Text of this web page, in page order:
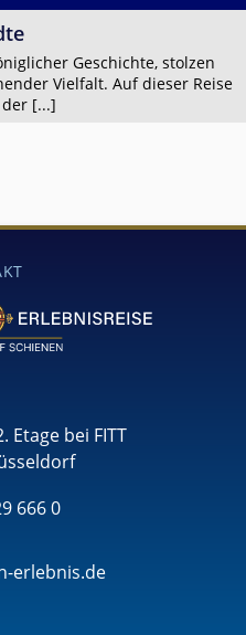
Geschichte, stolzen
Vielfalt. Auf dieser Reise
[...]
Etage bei FITT
666 0
erlebnis.de